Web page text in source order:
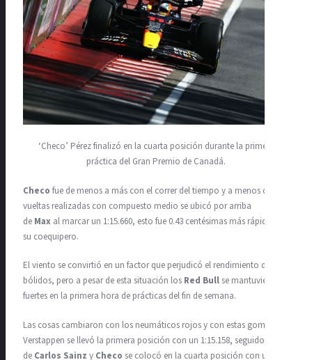
‘Checo’ Pérez finalizó en la cuarta posición durante la primera
práctica del Gran Premio de Canadá.
Checo fue de menos a más con el correr del tiempo y a menos de 10
vueltas realizadas con compuesto medio se ubicó por arriba
de Max al marcar un 1:15.660, esto fue 0.43 centésimas más rápido que
su coequipero.
El viento se convirtió en un factor que perjudicó el rendimiento de los
bólidos, pero a pesar de esta situación los Red Bull se mantuvieron
fuertes en la primera hora de prácticas del fin de semana.
Las cosas cambiaron con los neumáticos rojos y con estas gomas
Verstappen se llevó la primera posición con un 1:15.158, seguido
de Carlos Sainz y Checo se colocó en la cuarta posición con un